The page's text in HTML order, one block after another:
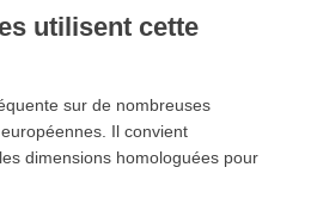
utilisent cette
sur de nombreuses
Il convient
dimensions homologuées pour